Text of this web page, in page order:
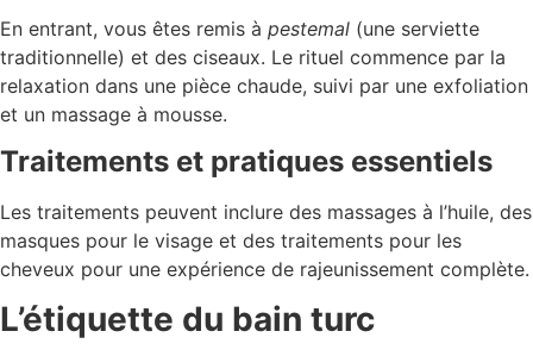
En entrant, vous êtes remis à pestemal (une serviette
traditionnelle) et des ciseaux. Le rituel commence par la
relaxation dans une pièce chaude, suivi par une exfoliation
et un massage à mousse.
Traitements et pratiques essentiels
Les traitements peuvent inclure des massages à l’huile, des
masques pour le visage et des traitements pour les
cheveux pour une expérience de rajeunissement complète.
L’étiquette du bain turc